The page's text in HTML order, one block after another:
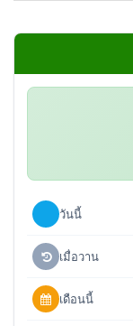
วันนี้
เมื่อวาน
เดือนนี้